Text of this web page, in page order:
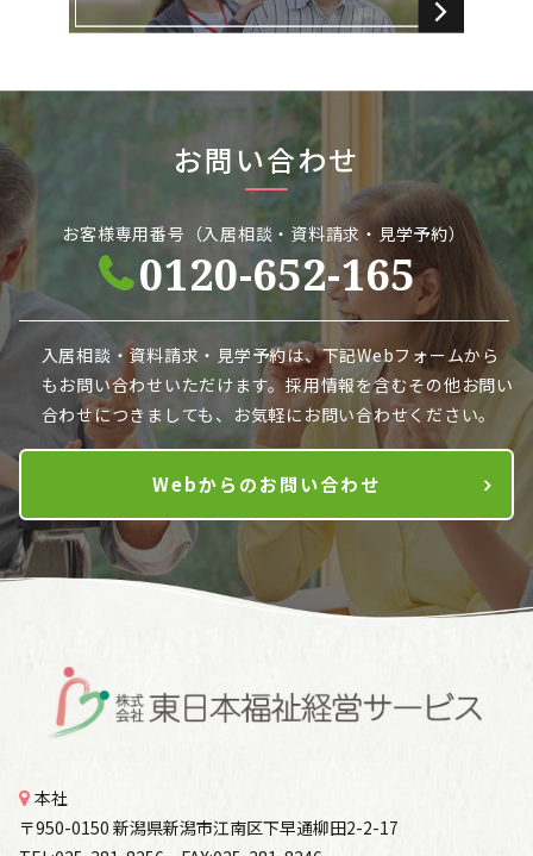
お問い合わせ
お客様専用番号（入居相談・資料請求・見学予約）
0120-652-165
入居相談・資料請求・見学予約は、下記Webフォームから
も お問い合わせいただけます。採用情報を含むその他お問い
合わせにつきましても、お気軽にお問い合わせください。
Webからのお問い合わせ
本社
〒950-0150 新潟県新潟市江南区下早通柳田2-2-17